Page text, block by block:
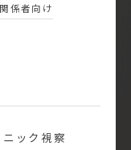
係者向け
ック視察